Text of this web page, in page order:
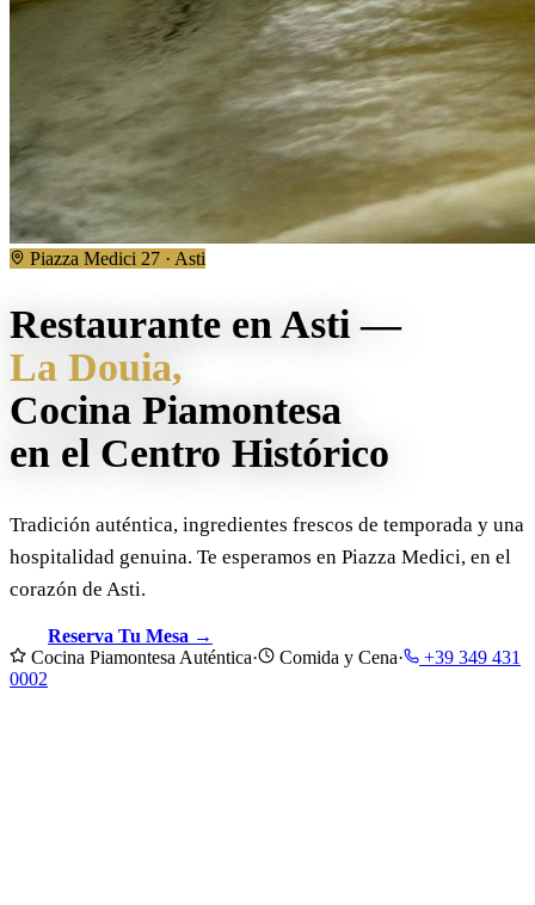
Piazza Medici 27 · Asti
Restaurante en Asti —
La Douia,
Cocina Piamontesa
en el Centro Histórico
Tradición auténtica, ingredientes frescos de temporada y una
hospitalidad genuina. Te esperamos en Piazza Medici, en el
corazón de Asti.
Reserva Tu Mesa →
Cocina Piamontesa Auténtica· Comida y Cena·
+39 349 431
0002